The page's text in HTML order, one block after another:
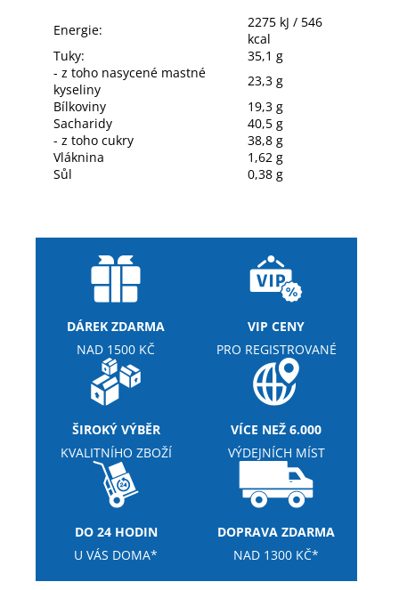
Energie:
2275 kJ / 546
kcal
Tuky:
35,1 g
- z toho nasycené mastné
kyseliny
23,3 g
Bílkoviny
19,3 g
Sacharidy
40,5 g
- z toho cukry
38,8 g
Vláknina
1,62 g
Sůl
0,38 g
DÁREK ZDARMA
NAD 1500 KČ
VIP CENY
PRO REGISTROVANÉ
ŠIROKÝ VÝBĚR
KVALITNÍHO ZBOŽÍ
VÍCE NEŽ 6.000
VÝDEJNÍCH MÍST
DO 24 HODIN
U VÁS DOMA*
DOPRAVA ZDARMA
NAD 1300 KČ*